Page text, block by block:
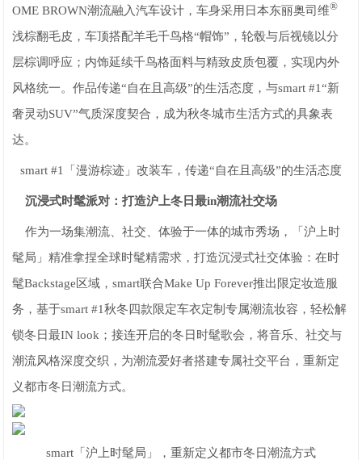
OME BROWN潮流融入汽车设计，车身采用日本东丽奥司维®
浅棕翻毛皮，车顶搭配羊毛千鸟格“帽饰”，轮毂与后视镜以分
层棕调呼应；内饰延续千鸟格面料与精致皮质包覆，实现内外
风格统一。作品传递“自在且高级”的生活态度，与smart #1“新
奢灵动SUV”气质深度契合，成为秋冬城市生活方式的具象表
达。
smart #1「漫游棕迹」改装车，传递“自在且高级”的生活态度
沉浸式时髦派对：打造沪上冬日最in潮流社交场
作为一场集潮流、社交、体验于一体的城市秀场，「沪上时
髦局」精准拿捏全球时髦精需求，打造沉浸式社交体验：在时
髦Backstage区域，smart联合Make Up Forever推出限定妆造服
务，基于smart #1秋冬四款限定车衣定制专属潮流妆容，轻松解
锁冬日最IN look；接连开启的冬日时髦歌会，将音乐、社交与
潮流风格深度交织，为潮流爱好者搭建专属社交平台，重新定
义都市冬日潮流方式。
smart「沪上时髦局」，重新定义都市冬日潮流方式